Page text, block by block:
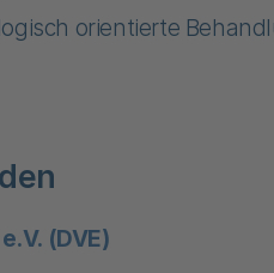
orientierte
(DVE)